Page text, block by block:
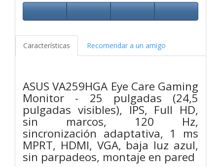
Características Recomendar a un amigo
ASUS VA259HGA Eye Care Gaming
Monitor - 25 pulgadas (24,5
pulgadas visibles), IPS, Full HD,
sin marcos, 120 Hz,
sincronización adaptativa, 1 ms
MPRT, HDMI, VGA, baja luz azul,
sin parpadeos, montaje en pared